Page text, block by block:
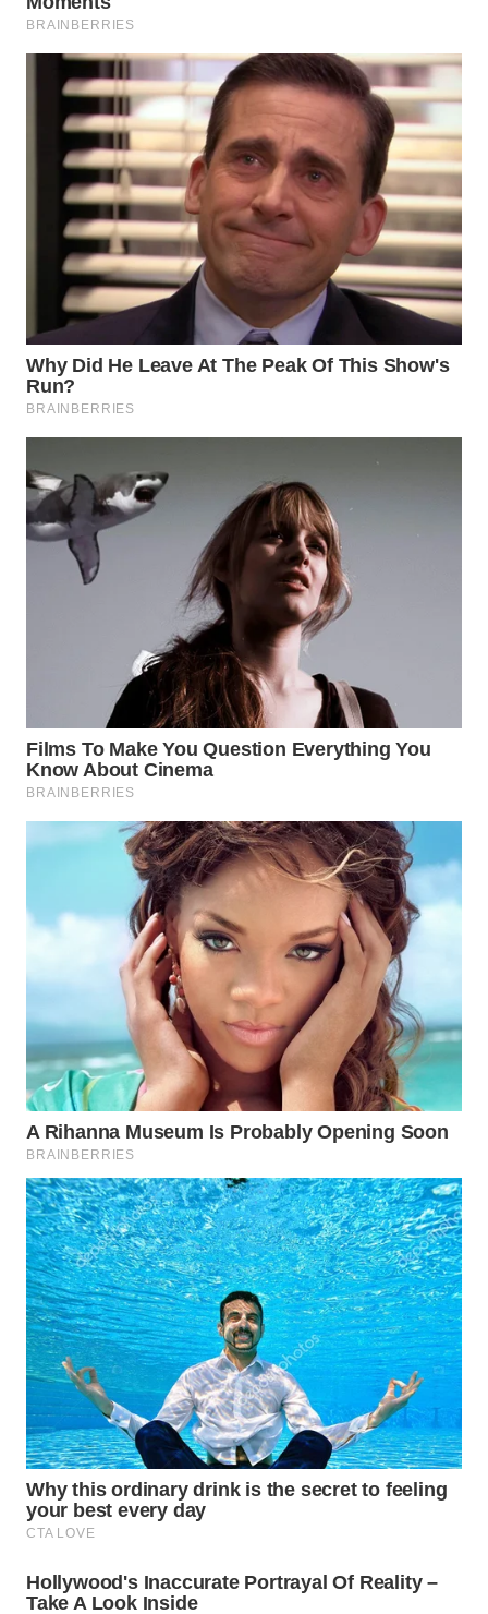
WN
PAKPAK
KARAWANG
WN
BEKASI
WN
BOGOR
WN
DEPOK
TAPANULI
UTARA
WN
SAMOSIR
WN
SUMEDANG
WN
KEPULAUAN
TANGERANG
WN
BINJAI
WN
CIREBON
WN
INDRAMAYU
WN
KUNINGAN
WN
MAJALENGKA
WN
SUBANG
WN
SUKABUMI